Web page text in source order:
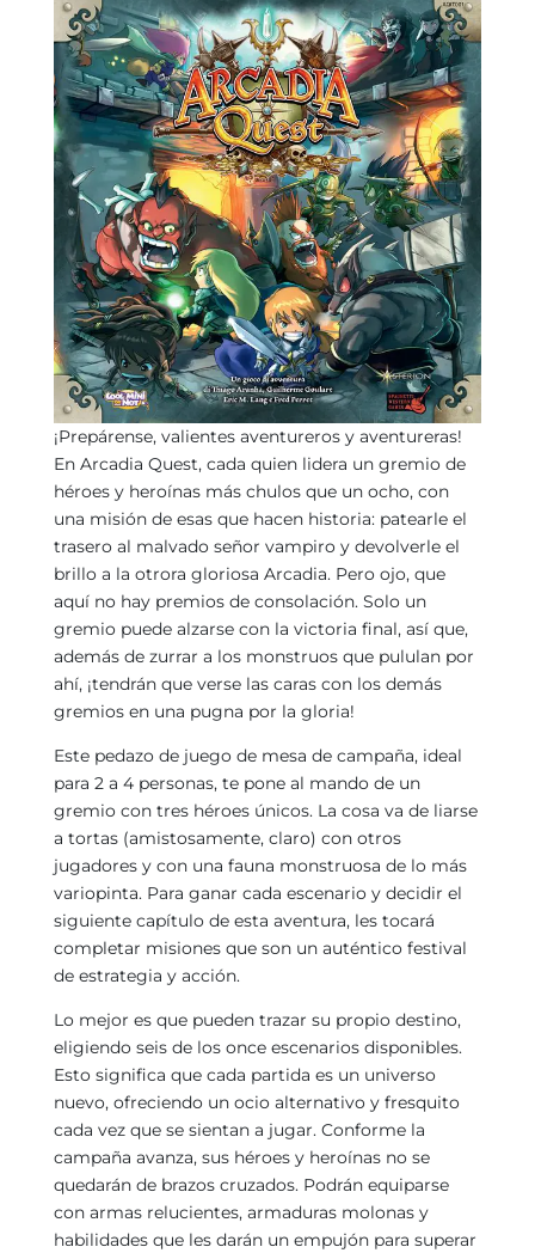
¡Prepárense, valientes aventureros y aventureras!
En Arcadia Quest, cada quien lidera un gremio de
héroes y heroínas más chulos que un ocho, con
una misión de esas que hacen historia: patearle el
trasero al malvado señor vampiro y devolverle el
brillo a la otrora gloriosa Arcadia. Pero ojo, que
aquí no hay premios de consolación. Solo un
gremio puede alzarse con la victoria final, así que,
además de zurrar a los monstruos que pululan por
ahí, ¡tendrán que verse las caras con los demás
gremios en una pugna por la gloria!
Este pedazo de juego de mesa de campaña, ideal
para 2 a 4 personas, te pone al mando de un
gremio con tres héroes únicos. La cosa va de liarse
a tortas (amistosamente, claro) con otros
jugadores y con una fauna monstruosa de lo más
variopinta. Para ganar cada escenario y decidir el
siguiente capítulo de esta aventura, les tocará
completar misiones que son un auténtico festival
de estrategia y acción.
Lo mejor es que pueden trazar su propio destino,
eligiendo seis de los once escenarios disponibles.
Esto significa que cada partida es un universo
nuevo, ofreciendo un ocio alternativo y fresquito
cada vez que se sientan a jugar. Conforme la
campaña avanza, sus héroes y heroínas no se
quedarán de brazos cruzados. Podrán equiparse
con armas relucientes, armaduras molonas y
habilidades que les darán un empujón para superar